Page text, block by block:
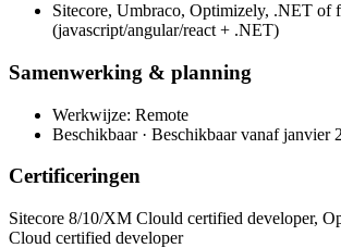
Sitecore, Umbraco, Optimizely, .NET of
(javascript/angular/react + .NET)
Samenwerking & planning
Werkwijze: Remote
Beschikbaar · Beschikbaar vanaf janvier
Certificeringen
Sitecore 8/10/XM Clould certified developer,
Cloud certified developer